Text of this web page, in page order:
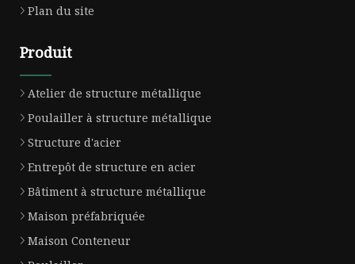
Plan du site
Produit
Atelier de structure métallique
Poulailler à structure métallique
Structure d'acier
Entrepôt de structure en acier
Bâtiment à structure métallique
Maison préfabriquée
Maison Conteneur